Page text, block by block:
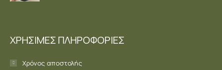
ΧΡΗΣΙΜΕΣ ΠΛΗΡΟΦΟΡΙΕΣ
Χρόνος αποστολής